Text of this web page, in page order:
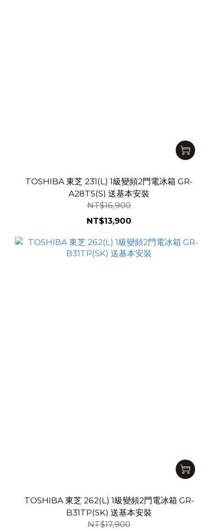
TOSHIBA 東芝 231(L) 1級變頻2門電冰箱 GR-
A28TS(S) 送基本安裝
NT$16,900
NT$13,900
TOSHIBA 東芝 262(L) 1級變頻2門電冰箱 GR-
B31TP(SK) 送基本安裝
NT$17,900